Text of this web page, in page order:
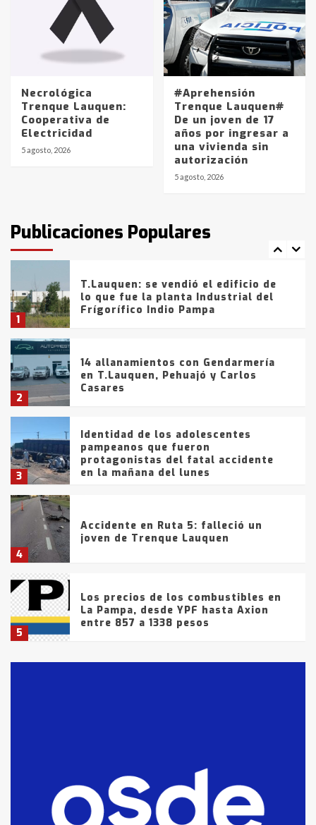
Necrológica
Trenque Lauquen:
Cooperativa de
Electricidad
5 agosto, 2026
#Aprehensión
Trenque Lauquen#
De un joven de 17
años por ingresar a
una vivienda sin
autorización
5 agosto, 2026
Publicaciones Populares
Los precios de los combustibles en
La Pampa, desde YPF hasta Axion
entre 857 a 1338 pesos
La Bolsa de Cereales de Bahía
Blanca anticipa que Agosto vendrá
con lluvias y heladas, en gran parte
fueron detenidos por
comercialización de drogas en la
tarde del sábado
1
T.Lauquen: se vendió el edificio de
lo que fue la planta Industrial del
Frígorífico Indio Pampa
2
14 allanamientos con Gendarmería
en T.Lauquen, Pehuajó y Carlos
Casares
3
Identidad de los adolescentes
pampeanos que fueron
protagonistas del fatal accidente
en la mañana del lunes
4
Accidente en Ruta 5: falleció un
joven de Trenque Lauquen
5
Los precios de los combustibles en
La Pampa, desde YPF hasta Axion
entre 857 a 1338 pesos
fueron detenidos por
comercialización de drogas en la
tarde del sábado